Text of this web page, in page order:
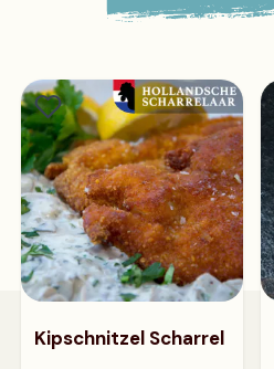
Kipschnitzel Scharrel